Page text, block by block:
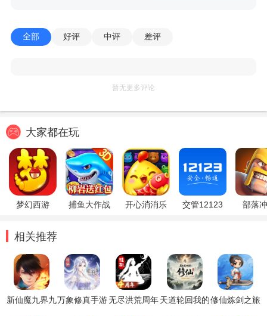
全部 好评 中评 差评
暂无更多评论
大家都在玩
梦幻西游 捕鱼大作战 开心消消乐 交管12123 部落
相关推荐
新仙魔九界九万象修真手游无尽洪荒周年天道轮回我的修仙炼剑之旅